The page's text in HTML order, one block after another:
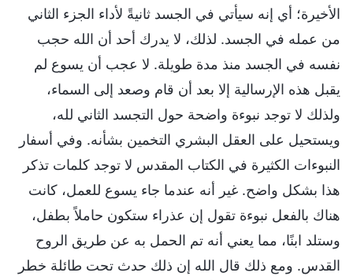
الأخيرة؛ أي إنه سيأتي في الجسد ثانيةً لأداء الجزء الثاني
من عمله في الجسد. لذلك، لا يدرك أحد أن الله حجب
نفسه في الجسد منذ مدة طويلة. لا عجب أن يسوع لم
يقبل هذه الإرسالية إلا بعد أن قام وصعد إلى السماء،
ولذلك لا توجد نبوءة واضحة حول التجسد الثاني لله،
ويستحيل على العقل البشري التخمين بشأنه. وفي أسفار
النبوءات الكثيرة في الكتاب المقدس لا توجد كلمات تذكر
هذا بشكل واضح. غير أنه عندما جاء يسوع للعمل، كانت
هناك بالفعل نبوءة تقول إن عذراء ستكون حاملاً بطفل،
وستلد ابنًا، مما يعني أنه تم الحمل به عن طريق الروح
القدس. ومع ذلك قال الله إن ذلك حدث تحت طائلة خطر